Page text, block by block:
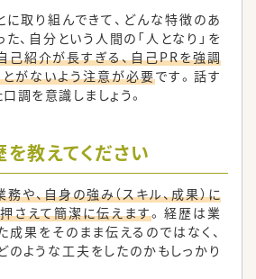
に取り組んできて、どんな特徴のあ
、自分という人間の「人となり」を
己紹介が長すぎる、自己PRを強調
とがないよう注意が必要です。話す
調を意識しましょう。
教えてください
や、自身の強み（スキル、成果）に
押さえて簡潔に伝えます。経歴は業
果をそのまま伝えるのではなく、
のような工夫をしたのかもしっかり